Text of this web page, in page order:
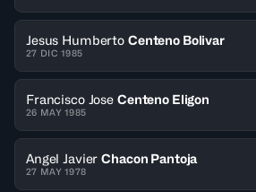
Jesus Humberto Centeno Bolivar
27 DIC 1985
Francisco Jose Centeno Eligon
26 MAY 1985
Angel Javier Chacon Pantoja
27 MAY 1978